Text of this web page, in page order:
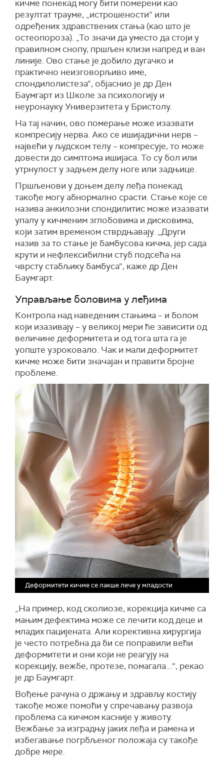
кичме понекад могу бити померени као
резултат трауме, „истрошености“ или
одређених здравствених стања (као што је
остеопороза). „То значи да уместо да стоји у
правилном снопу, пршљен клизи напред и ван
линије. Ово стање је добило дугачко и
практично неизговорљиво име,
спондилолистеза“, објаснио је др Ден
Баумгарт из Школе за психологију и
неуронауку Универзитета у Бристолу.
На тај начин, ово померање може изазвати
компресију нерва. Ако се ишијадични нерв –
највећи у људском телу – компресује, то може
довести до симптома ишијаса. То су бол или
утрнулост у задњем делу ноге или задњице.
Пршљенови у доњем делу леђа понекад
такође могу абнормално срасти. Стање које се
назива анкилозни спондилитис може изазвати
упалу у кичменим зглобовима и дисковима,
који затим временом стврдњавају. „Други
назив за то стање је бамбусова кичма, јер сада
крути и нефлексибилни стуб подсећа на
чврсту стабљику бамбуса“, каже др Ден
Баумгарт.
Управљање боловима у леђима
Контрола над наведеним стањима – и болом
који изазивају – у великој мери ће зависити од
величине деформитета и од тога шта га је
уопште узроковало. Чак и мали деформитет
кичме може бити значајан и правити бројне
проблеме.
Деформитети кичме се лакше лече у младости
„На пример, код сколиозе, корекција кичме са
мањим дефектима може се лечити код деце и
младих пацијената. Али корективна хирургија
је често потребна да би се поправили већи
деформитети и они који не реагују на
корекцију, вежбе, протезе, помагала...“, рекао
је др Баумгарт.
Вођење рачуна о држању и здрављу костију
такође може помоћи у спречавању развоја
проблема са кичмом касније у животу.
Вежбање за изградњу јаких леђа и рамена и
избегавање погрбљеног положаја су такође
добре мере.